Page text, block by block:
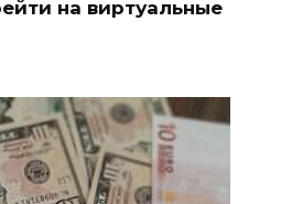
на виртуальные